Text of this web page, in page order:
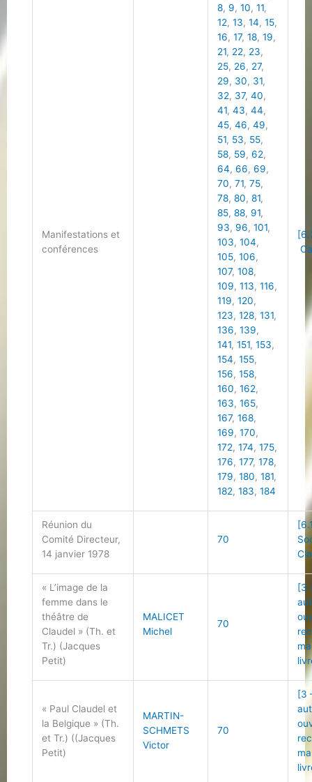
Manifestations et
conférences
8, 9,10,11,
12,13,14,15,
16,17,18,19,
21, 22, 23,
25, 26, 27,
29, 30, 31,
32, 37,40,
41,43,44,
45,46,49,
51, 53, 55,
58, 59,62,
64,66,69,
70,71,75,
78,80,81,
85,88, 91,
93, 96,101,
103,104,
105,106,
107,108,
109,113,116,
119,120,
123,128,131,
136,139,
141,151,153,
154,155,
156,158,
160,162,
163,165,
167,168,
169,170,
172,174,175,
176,177,178,
179,180,181,
182,183,184
Réunion du
Comité Directeur,
14 janvier 1978
70
« L’image de la
femme dans le
théâtre de
Claudel » (Th. et
Tr.) (Jacques
Petit)
MALICET
Michel
70
[3
« Paul Claudel et
la Belgique » (Th.
et Tr.) ((Jacques
Petit)
MARTIN-
SCHMETS
Victor
70
[3